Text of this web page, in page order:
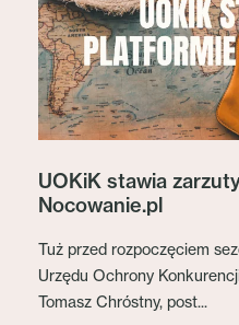
UOKiK stawia
Nocowanie.pl
Tuż przed rozpoczęciem
Urzędu Ochrony
Tomasz Chróstny, post...